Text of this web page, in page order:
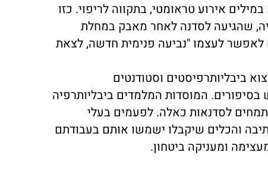
אירוע טראומטי, בתקווה לריפוי. כזו
שהגיעה לסדנה לאחר מאבק במחלת
לעצמו "נביעה פנימית חדשה, לצאת
ביבליותרפיסטים וסטודנטים
המוסדות המלמדים ביבליותרפיה
לסדנאות כאלה. לפעמים בעלי
והכלים שיקבלו ישמשו אותם בעבודתם
ומעניקה ביטחון.